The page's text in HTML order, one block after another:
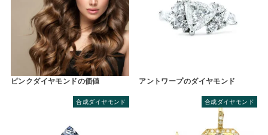
ピンクダイヤモンドの価値 アントワープのダイヤモンド
合成ダイヤモンド 合成ダイヤモンド